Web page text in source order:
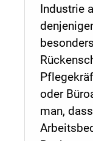
Industrie
oder
man,